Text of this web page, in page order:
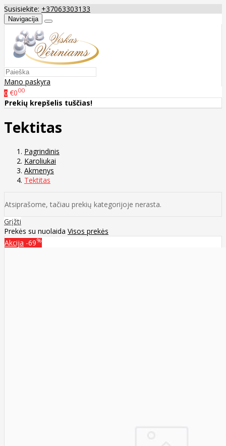
Susisiekite: +37063303133
Navigacija
Mano paskyra
0 €000
Prekių krepšelis tuščias!
Tektitas
Pagrindinis
Karoliukai
Akmenys
Tektitas
Atsiprašome, tačiau prekių kategorijoje nerasta.
Grįžti
Prekės su nuolaida Visos prekės
Akcija -69%